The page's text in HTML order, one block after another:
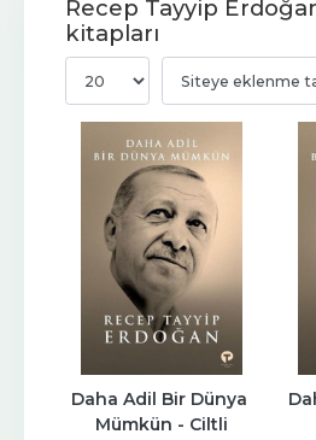
Recep Tayyip
kitapları
Daha Adil Bir Dünya
Mümkün - Ciltli